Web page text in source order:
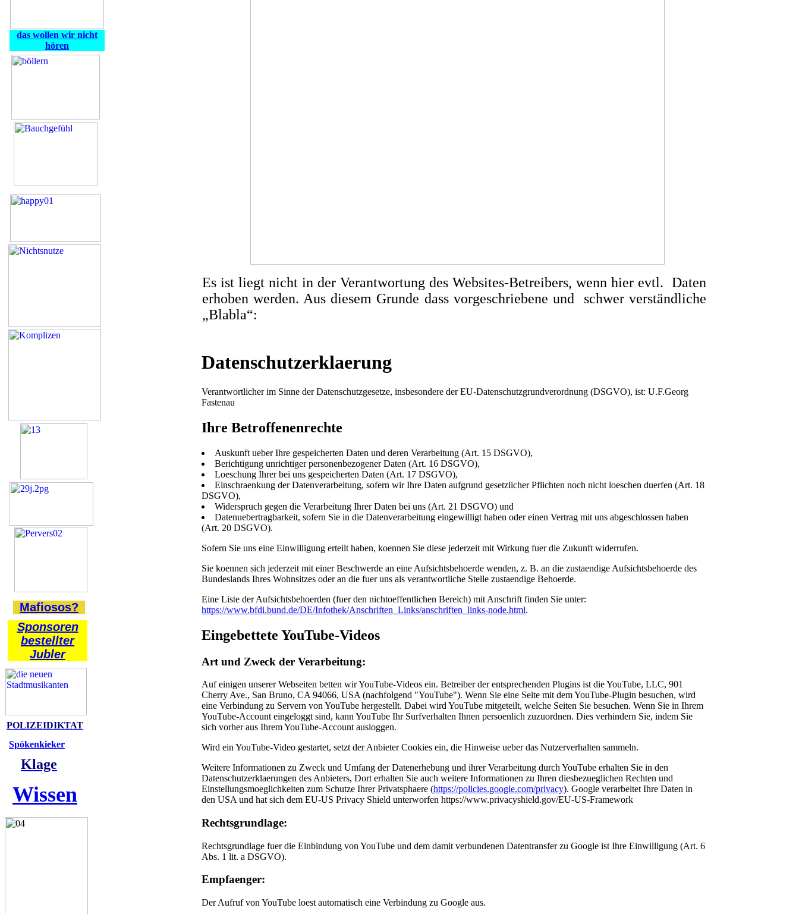
das wollen wir nicht
hören
Mafiosos?
Sponsoren
bestellter
Jubler
POLIZEIDIKTAT
Spökenkieker
Klage
Wissen
Es ist liegt nicht in der Verantwortung des Websites-Betreibers, wenn hier evtl. Daten
erhoben werden. Aus diesem Grunde dass vorgeschriebene und schwer verständliche
„Blabla“:
Datenschutzerklaerung
Verantwortlicher im Sinne der Datenschutzgesetze, insbesondere der EU-Datenschutzgrundverordnung (DSGVO), ist: U.F.Georg
Fastenau
Ihre Betroffenenrechte
Auskunft ueber Ihre gespeicherten Daten und deren Verarbeitung (Art. 15 DSGVO),
Berichtigung unrichtiger personenbezogener Daten (Art. 16 DSGVO),
Loeschung Ihrer bei uns gespeicherten Daten (Art. 17 DSGVO),
Einschraenkung der Datenverarbeitung, sofern wir Ihre Daten aufgrund gesetzlicher Pflichten noch nicht loeschen duerfen (Art. 18
DSGVO),
Widerspruch gegen die Verarbeitung Ihrer Daten bei uns (Art. 21 DSGVO) und
Datenuebertragbarkeit, sofern Sie in die Datenverarbeitung eingewilligt haben oder einen Vertrag mit uns abgeschlossen haben
(Art. 20 DSGVO).
Sofern Sie uns eine Einwilligung erteilt haben, koennen Sie diese jederzeit mit Wirkung fuer die Zukunft widerrufen.
Sie koennen sich jederzeit mit einer Beschwerde an eine Aufsichtsbehoerde wenden, z. B. an die zustaendige Aufsichtsbehoerde des
Bundeslands Ihres Wohnsitzes oder an die fuer uns als verantwortliche Stelle zustaendige Behoerde.
Eine Liste der Aufsichtsbehoerden (fuer den nichtoeffentlichen Bereich) mit Anschrift finden Sie unter:
https://www.bfdi.bund.de/DE/Infothek/Anschriften_Links/anschriften_links-node.html.
Eingebettete YouTube-Videos
Art und Zweck der Verarbeitung:
Auf einigen unserer Webseiten betten wir YouTube-Videos ein. Betreiber der entsprechenden Plugins ist die YouTube, LLC, 901
Cherry Ave., San Bruno, CA 94066, USA (nachfolgend "YouTube"). Wenn Sie eine Seite mit dem YouTube-Plugin besuchen, wird
eine Verbindung zu Servern von YouTube hergestellt. Dabei wird YouTube mitgeteilt, welche Seiten Sie besuchen. Wenn Sie in Ihrem
YouTube-Account eingeloggt sind, kann YouTube Ihr Surfverhalten Ihnen persoenlich zuzuordnen. Dies verhindern Sie, indem Sie
sich vorher aus Ihrem YouTube-Account ausloggen.
Wird ein YouTube-Video gestartet, setzt der Anbieter Cookies ein, die Hinweise ueber das Nutzerverhalten sammeln.
Weitere Informationen zu Zweck und Umfang der Datenerhebung und ihrer Verarbeitung durch YouTube erhalten Sie in den
Datenschutzerklaerungen des Anbieters, Dort erhalten Sie auch weitere Informationen zu Ihren diesbezueglichen Rechten und
Einstellungsmoeglichkeiten zum Schutze Ihrer Privatsphaere (https://policies.google.com/privacy). Google verarbeitet Ihre Daten in
den USA und hat sich dem EU-US Privacy Shield unterworfen https://www.privacyshield.gov/EU-US-Framework
Rechtsgrundlage:
Rechtsgrundlage fuer die Einbindung von YouTube und dem damit verbundenen Datentransfer zu Google ist Ihre Einwilligung (Art. 6
Abs. 1 lit. a DSGVO).
Empfaenger:
Der Aufruf von YouTube loest automatisch eine Verbindung zu Google aus.